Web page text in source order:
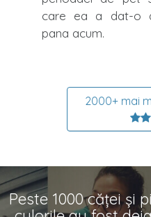
care ea a dat-o
pana acum.
2000+ mai
Peste 1000 căței și